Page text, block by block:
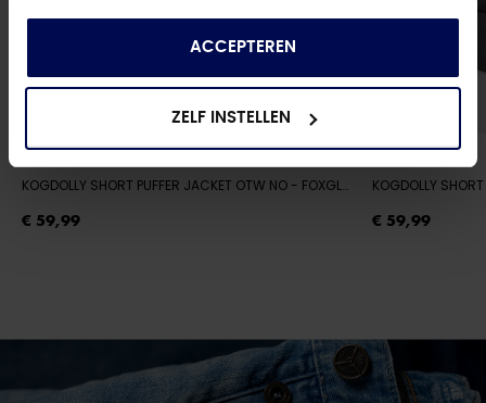
die ze hebben verzameld op basis van uw gebruik
ACCEPTEREN
ZELF INSTELLEN
KOGDOLLY SHORT PUFFER JACKET OTW NO - FOXGLOVE
€ 59,99
KOGDOLLY
€ 59,99